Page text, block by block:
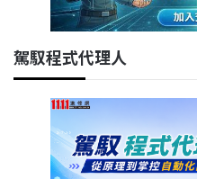
駕馭程式代理人